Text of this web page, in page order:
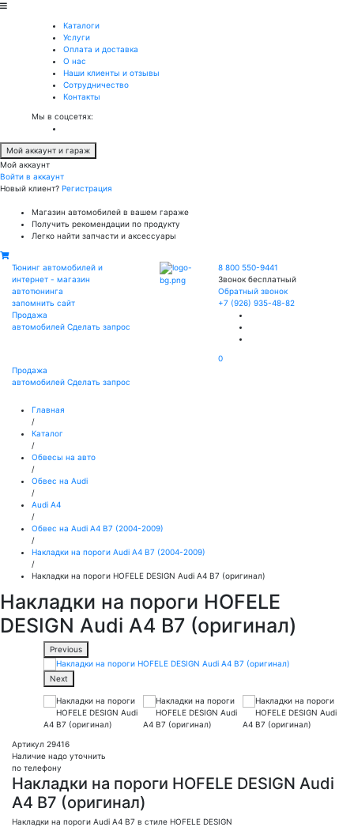
Каталоги
Услуги
Оплата и доставка
О нас
Наши клиенты и отзывы
Сотрудничество
Контакты
Мы в соцсетях:
Мой аккаунт и гараж
Мой аккаунт
Войти в аккаунт
Новый клиент? Регистрация
Магазин автомобилей в вашем гараже
Получить рекомендации по продукту
Легко найти запчасти и аксессуары
Тюнинг автомобилей и
интернет - магазин
автотюнинга
запомнить сайт
Продажа
автомобилей Сделать запрос
8 800 550-9441
Звонок бесплатный
Обратный звонок
+7 (926) 935-48-82
0
Продажа
автомобилей Сделать запрос
Главная
/
Каталог
/
Обвесы на авто
/
Обвес на Audi
/
Audi A4
/
Обвес на Audi A4 B7 (2004-2009)
/
Накладки на пороги Audi A4 B7 (2004-2009)
/
Накладки на пороги HOFELE DESIGN Audi A4 B7 (оригинал)
Накладки на пороги HOFELE
DESIGN Audi A4 B7 (оригинал)
Previous
Next
Артикул 29416
Наличие надо уточнить
по телефону
Накладки на пороги HOFELE DESIGN Audi
A4 B7 (оригинал)
Накладки на пороги Audi A4 B7 в стиле HOFELE DESIGN